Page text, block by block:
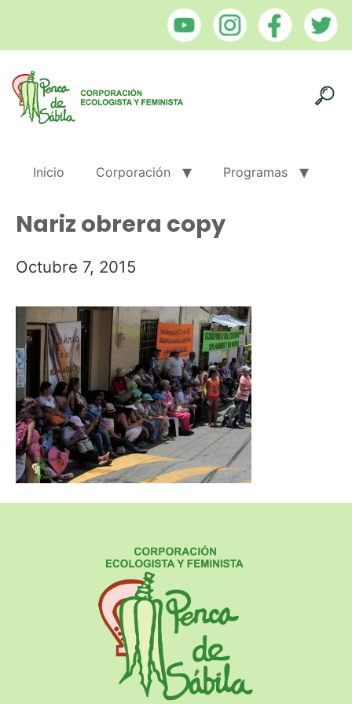
Inicio Corporación Programas
Nariz obrera copy
Octubre 7, 2015